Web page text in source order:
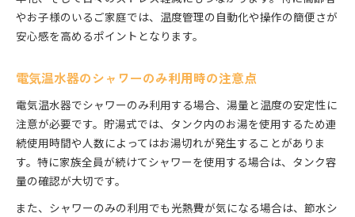
やお子様のいるご家庭では、温度管理の自動化や操作の簡便さが
安心感を高めるポイントとなります。
電気温水器のシャワーのみ利用時の注意点
電気温水器でシャワーのみ利用する場合、湯量と温度の安定性に
注意が必要です。貯湯式では、タンク内のお湯を使用するため連
続使用時間や人数によってはお湯切れが発生することがありま
す。特に家族全員が続けてシャワーを使用する場合は、タンク容
量の確認が大切です。
また、シャワーのみの利用でも光熱費が気になる場合は、節水シ